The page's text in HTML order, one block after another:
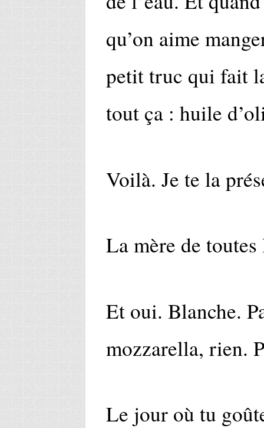
qu’on aime
petit truc qui fait
tout ça : huile
Voilà. Je te la
La mère de
Et oui. Blanche.
mozzarella, rien.
Le jour où tu